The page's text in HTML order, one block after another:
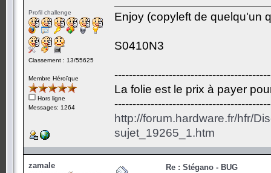
Profil challenge
Classement : 13/55625
Membre Héroïque
Hors ligne
Messages: 1264
Enjoy (copyleft de quelqu'un
S0410N3
La folie est le prix à payer
http://forum.hardware.fr/hfr/
sujet_19265_1.htm
zamale Re : Stégano - BUG